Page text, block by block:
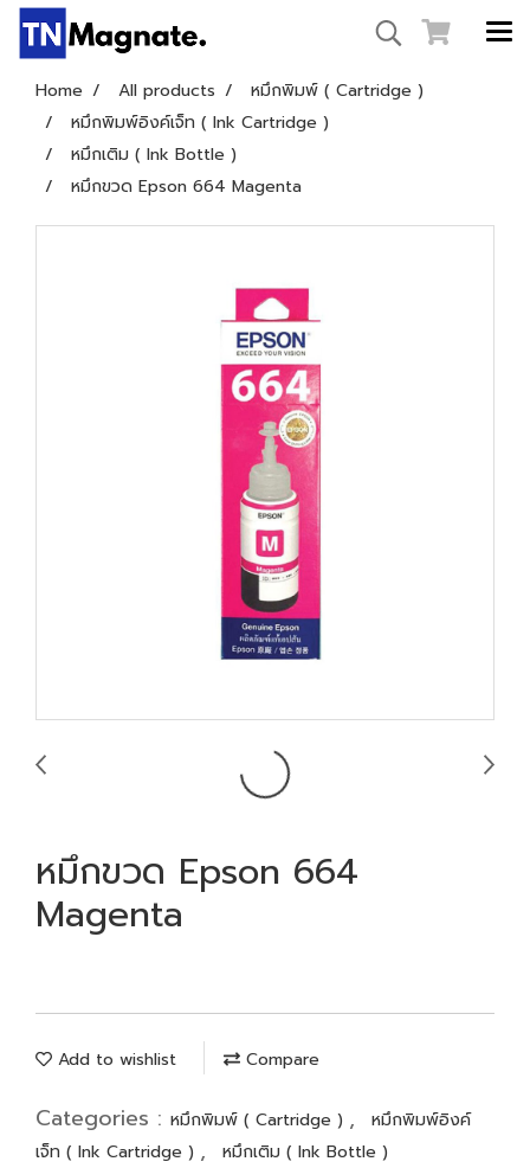
Home All products
หมึกพิมพ์ ( Cartridge )
หมึกพิมพ์อิงค์เจ็ท ( Ink Cartridge )
หมึกเติม ( Ink Bottle )
หมึกขวด Epson 664 Magenta
หมึกขวด Epson 664
Magenta
Add to wishlist Compare
Categories : หมึกพิมพ์ ( Cartridge ) ,
หมึกพิมพ์อิงค์
เจ็ท ( Ink Cartridge ) , หมึกเติม ( Ink Bottle )